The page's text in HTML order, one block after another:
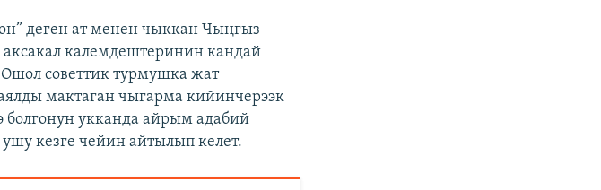
деген ат менен чыккан Чыңгыз
калемдештеринин кандай
советтик турмушка жат
мактаган чыгарма кийинчерээк
болгонун укканда айрым адабий
кезге чейин айтылып келет.